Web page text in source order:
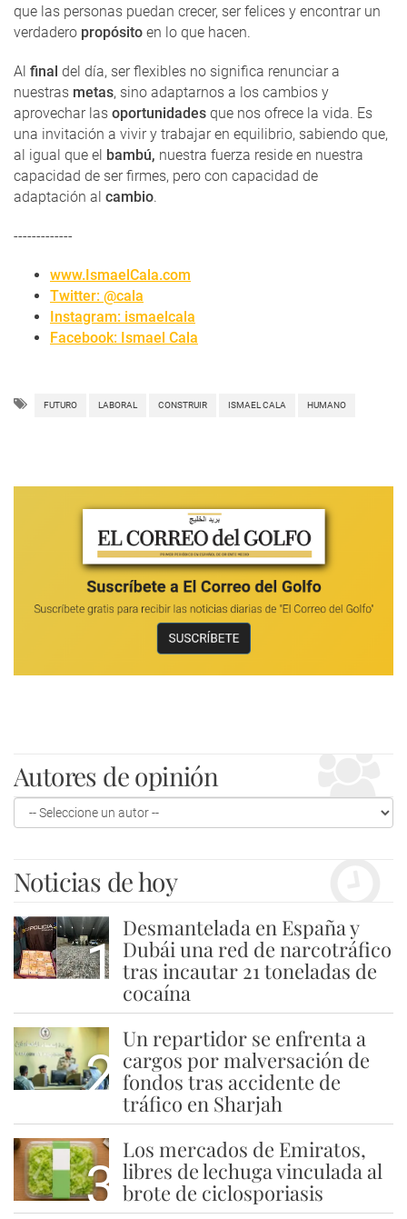
que las personas puedan crecer, ser felices y encontrar un
verdadero propósito en lo que hacen.
Al final del día, ser flexibles no significa renunciar a
nuestras metas, sino adaptarnos a los cambios y
aprovechar las oportunidades que nos ofrece la vida. Es
una invitación a vivir y trabajar en equilibrio, sabiendo que,
al igual que el bambú, nuestra fuerza reside en nuestra
capacidad de ser firmes, pero con capacidad de
adaptación al cambio.
-------------
www.IsmaelCala.com
Twitter: @cala
Instagram: ismaelcala
Facebook: Ismael Cala
FUTURO LABORAL CONSTRUIR ISMAEL CALA HUMANO
Autores de opinión
Noticias de hoy
1
Desmantelada en España y
Dubái una red de narcotráfico
tras incautar 21 toneladas de
cocaína
2
Un repartidor se enfrenta a
cargos por malversación de
fondos tras accidente de
tráfico en Sharjah
3
Los mercados de Emiratos,
libres de lechuga vinculada al
brote de ciclosporiasis